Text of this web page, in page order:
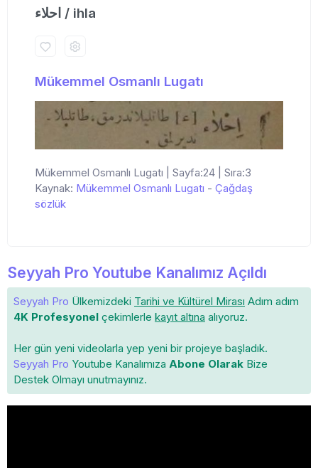
احلاء / ihla
Mükemmel Osmanlı Lugatı
Mükemmel Osmanlı Lugatı | Sayfa:24 | Sıra:3
Kaynak: Mükemmel Osmanlı Lugatı - Çağdaş
sözlük
Seyyah Pro Youtube Kanalımız Açıldı
Seyyah Pro Ülkemizdeki Tarihi ve Kültürel Mirası Adım adım
4K Profesyonel çekimlerle kayıt altına alıyoruz.
Her gün yeni videolarla yep yeni bir projeye başladık.
Seyyah Pro Youtube Kanalımıza Abone Olarak Bize
Destek Olmayı unutmayınız.